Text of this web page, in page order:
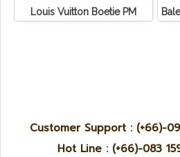
Louis Vuitton Boetie PM
Customer Support : (+66)-
Hot Line : (+66)-083